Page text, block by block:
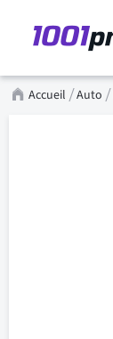
Accueil Auto